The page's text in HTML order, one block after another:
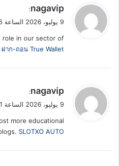
ي
ل
nagavip
:
9 يوليو، 2026 الساعة 1:46 ص
role in our sector of
ฝาก-ถอน True Wallet
ي
ل
nagavip
:
9 يوليو، 2026 الساعة 1:51 ص
more educational
SLOTXO AUTO